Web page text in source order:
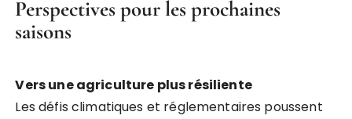
Perspectives pour les prochaines
saisons
Vers une agriculture plus résiliente
Les défis climatiques et réglementaires poussent